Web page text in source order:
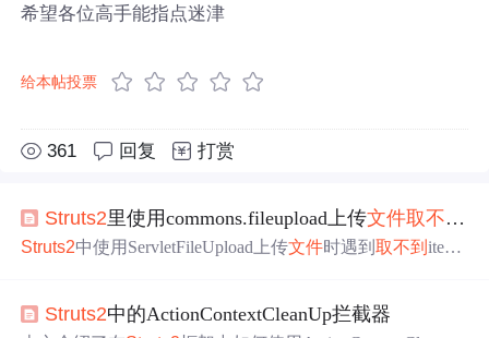
希望各位高手能指点迷津
给本帖投票
361 回复 打赏
Struts2里使用commons.fileupload上传文件取不到
Struts2中使用ServletFileUpload上传文件时遇到取不到item
arser函数，避免影响正常的文件上传操作。
Struts2中的ActionContextCleanUp拦截器